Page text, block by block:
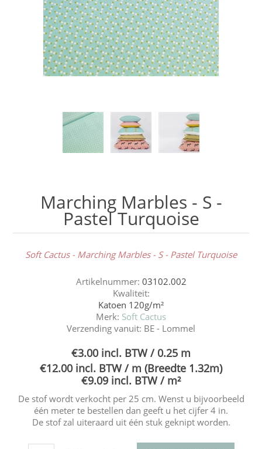
Marching Marbles - S -
Pastel Turquoise
Soft Cactus - Marching Marbles - S - Pastel Turquoise
Artikelnummer: 03102.002
Kwaliteit:
Katoen 120g/m²
Merk: Soft Cactus
Verzending vanuit: BE - Lommel
€3.00 incl. BTW / 0.25 m
€12.00 incl. BTW / m (Breedte 1.32m)
€9.09 incl. BTW / m²
De stof wordt verkocht per 25 cm. Wenst u bijvoorbeeld
één meter te bestellen dan geeft u het cijfer 4 in.
De stof zal uiteraard uit één stuk geknipt worden.